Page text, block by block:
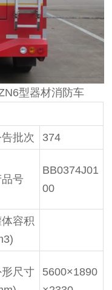
型器材消防车
批次 374
品号
BB0374J01
00
容积
尺寸
5600×1890